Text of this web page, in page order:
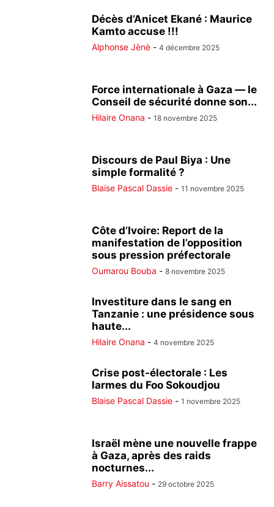
Décès d’Anicet Ekané : Maurice
Kamto accuse !!!
Alphonse Jènè - 4 décembre 2025
Force internationale à Gaza — le
Conseil de sécurité donne son...
Hilaire Onana - 18 novembre 2025
Discours de Paul Biya : Une
simple formalité ?
Blaise Pascal Dassie - 11 novembre 2025
Côte d’Ivoire: Report de la
manifestation de l’opposition
sous pression préfectorale
Oumarou Bouba - 8 novembre 2025
Investiture dans le sang en
Tanzanie : une présidence sous
haute...
Hilaire Onana - 4 novembre 2025
Crise post-électorale : Les
larmes du Foo Sokoudjou
Blaise Pascal Dassie - 1 novembre 2025
Israël mène une nouvelle frappe
à Gaza, après des raids
nocturnes...
Barry Aissatou - 29 octobre 2025